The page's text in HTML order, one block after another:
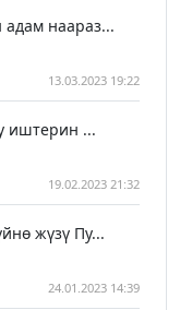
наараз...
13.03.2023 19:22
иштерин ...
19.02.2023 21:32
жүзү Пу...
24.01.2023 14:39